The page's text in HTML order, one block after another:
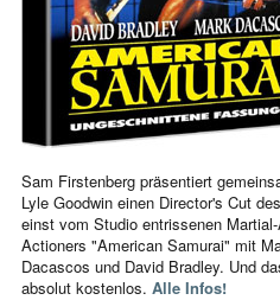
Sam Firstenberg präsentiert
Lyle Goodwin einen Director's Cut
einst vom Studio entrissenen
Actioners "American Samurai" mit
Dacascos und David Bradley. Und
absolut kostenlos. Alle Infos!